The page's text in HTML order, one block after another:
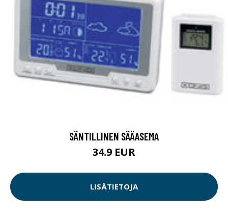
SÄNTILLINEN SÄÄASEMA
34.9 EUR
LISÄTIETOJA